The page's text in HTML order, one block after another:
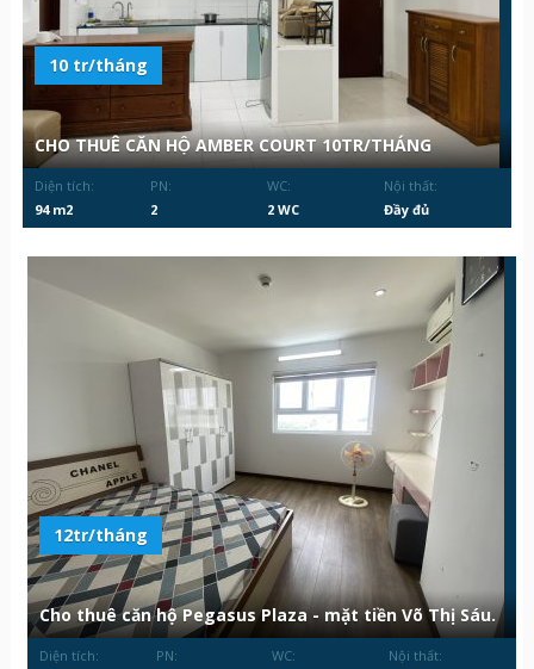
10 tr/tháng
CHO THUÊ CĂN HỘ AMBER COURT 10TR/THÁNG
Diện tích:
94 m2
PN:
2
WC:
2 WC
Nội thất:
Đầy đủ
12tr/tháng
Cho thuê căn hộ Pegasus Plaza - mặt tiền Võ Thị Sáu.
Diện tích:
PN:
WC:
Nội thất: